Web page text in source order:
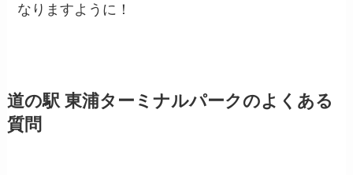
なりますように！
道の駅 東浦ターミナルパークのよくある
質問